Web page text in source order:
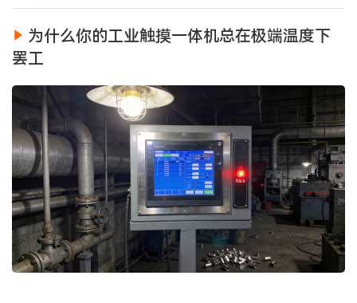
为什么你的工业触摸一体机总在极端温度下
罢工